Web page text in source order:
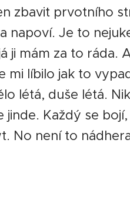
zbavit prvotního
napoví. Je to
ji mám za to ráda.
mi líbilo jak to
létá, duše létá.
jinde. Každý se
No není to